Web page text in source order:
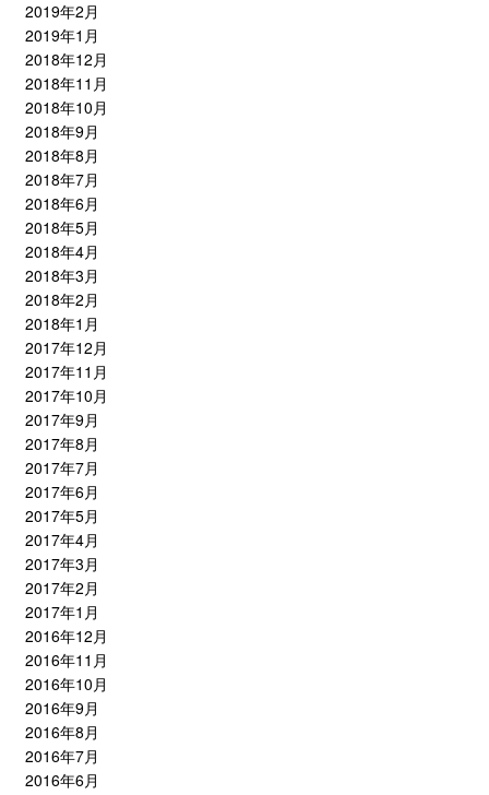
2019年2月
2019年1月
2018年12月
2018年11月
2018年10月
2018年9月
2018年8月
2018年7月
2018年6月
2018年5月
2018年4月
2018年3月
2018年2月
2018年1月
2017年12月
2017年11月
2017年10月
2017年9月
2017年8月
2017年7月
2017年6月
2017年5月
2017年4月
2017年3月
2017年2月
2017年1月
2016年12月
2016年11月
2016年10月
2016年9月
2016年8月
2016年7月
2016年6月